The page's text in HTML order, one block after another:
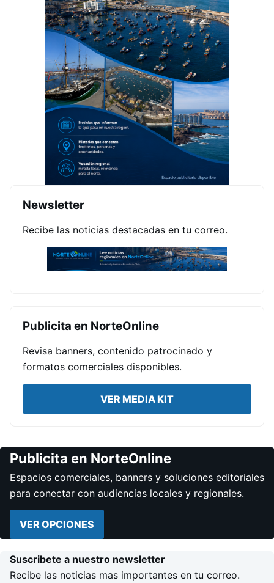
Newsletter
Recibe las noticias destacadas en tu correo.
Publicita en NorteOnline
Revisa banners, contenido patrocinado y
formatos comerciales disponibles.
VER MEDIA KIT
Publicita en NorteOnline
Espacios comerciales, banners y soluciones editoriales
para conectar con audiencias locales y regionales.
VER OPCIONES
Suscribete a nuestro newsletter
Recibe las noticias mas importantes en tu correo.